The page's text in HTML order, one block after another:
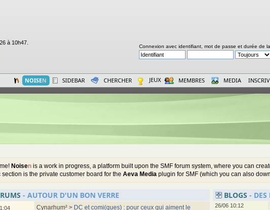
à 10h47.
Connexion avec identifiant, mot de passe et durée de
NOISEN SIDEBAR CHERCHER JEUX MEMBRES MEDIA
Noisen is a work in progress, a platform built upon the SMF forum system, where you can
section is the private customer board for the Aeva Media plugin for SMF (which you can also
- AUTOUR D'UN BON VERRE
Cynarhum² > DC et comi(ques) : pour ceux qui aiment le
BLOGS - DES
26/06 10:12